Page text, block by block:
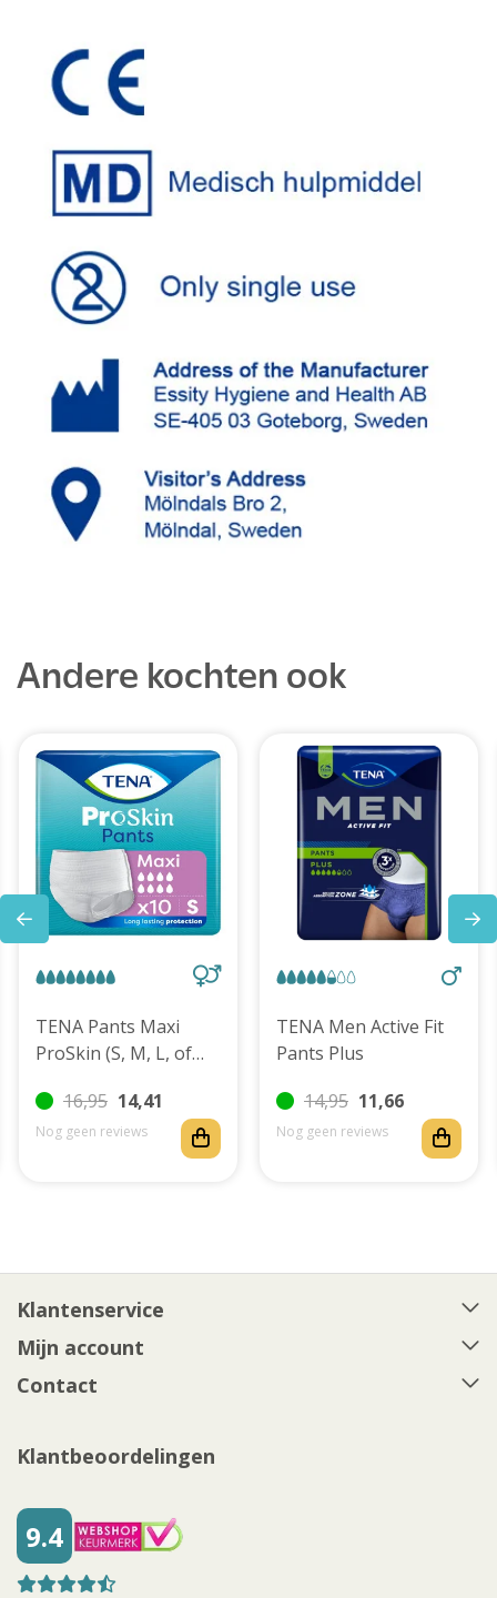
Andere kochten ook
TENA Pants Maxi
ProSkin (S, M, L, of
16,95 14,41
Nog geen reviews
TENA Men Active Fit
Pants Plus
14,95 11,66
Nog geen reviews
Klantenservice
Mijn account
Contact
Klantbeoordelingen
9.4